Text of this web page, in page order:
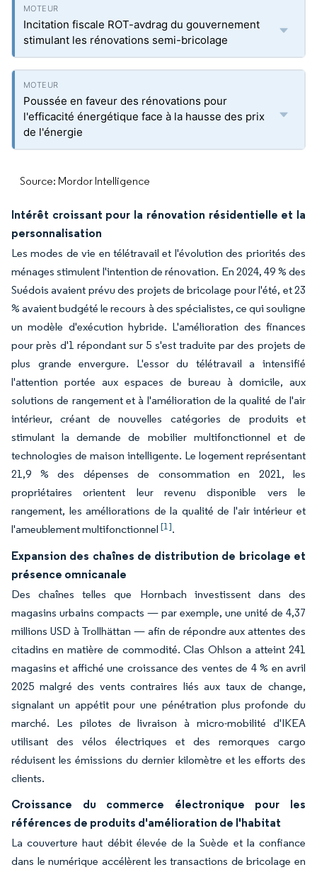
Incitation fiscale ROT-avdrag du gouvernement
stimulant les rénovations semi-bricolage
Poussée en faveur des rénovations pour
l'efficacité énergétique face à la hausse des prix
de l'énergie
Source: Mordor Intelligence
Intérêt croissant pour la rénovation résidentielle et la
personnalisation
Les modes de vie en télétravail et l'évolution des priorités des
ménages stimulent l'intention de rénovation. En 2024, 49 % des
Suédois avaient prévu des projets de bricolage pour l'été, et 23
% avaient budgété le recours à des spécialistes, ce qui souligne
un modèle d'exécution hybride. L'amélioration des finances
pour près d'1 répondant sur 5 s'est traduite par des projets de
plus grande envergure. L'essor du télétravail a intensifié
l'attention portée aux espaces de bureau à domicile, aux
solutions de rangement et à l'amélioration de la qualité de l'air
intérieur, créant de nouvelles catégories de produits et
stimulant la demande de mobilier multifonctionnel et de
technologies de maison intelligente. Le logement représentant
21,9 % des dépenses de consommation en 2021, les
propriétaires orientent leur revenu disponible vers le
rangement, les améliorations de la qualité de l'air intérieur et
l'ameublement multifonctionnel [1].
Expansion des chaînes de distribution de bricolage et
présence omnicanale
Des chaînes telles que Hornbach investissent dans des
magasins urbains compacts — par exemple, une unité de 4,37
millions USD à Trollhättan — afin de répondre aux attentes des
citadins en matière de commodité. Clas Ohlson a atteint 241
magasins et affiché une croissance des ventes de 4 % en avril
2025 malgré des vents contraires liés aux taux de change,
signalant un appétit pour une pénétration plus profonde du
marché. Les pilotes de livraison à micro-mobilité d'IKEA
utilisant des vélos électriques et des remorques cargo
réduisent les émissions du dernier kilomètre et les efforts des
clients.
Croissance du commerce électronique pour les
références de produits d'amélioration de l'habitat
La couverture haut débit élevée de la Suède et la confiance
dans le numérique accélèrent les transactions de bricolage en